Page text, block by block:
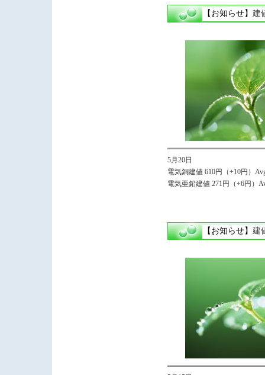
【お知らせ】 建
5月20日
電気銅建値 610円（+10円）
電気亜鉛建値 271円（+6円）
【お知らせ】 建